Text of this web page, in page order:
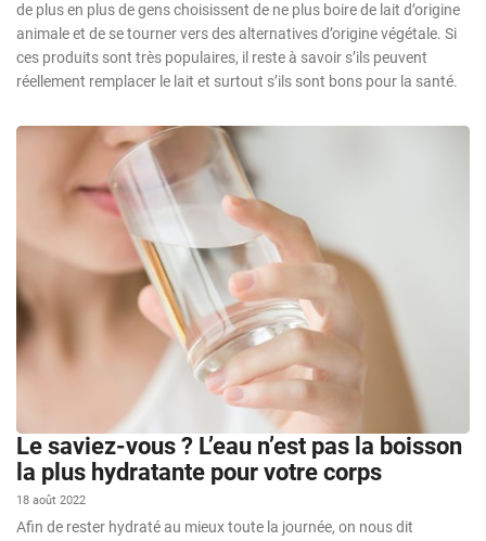
de plus en plus de gens choisissent de ne plus boire de lait d’origine
animale et de se tourner vers des alternatives d’origine végétale. Si
ces produits sont très populaires, il reste à savoir s’ils peuvent
réellement remplacer le lait et surtout s’ils sont bons pour la santé.
Le saviez-vous ? L’eau n’est pas la boisson
la plus hydratante pour votre corps
18 août 2022
Afin de rester hydraté au mieux toute la journée, on nous dit